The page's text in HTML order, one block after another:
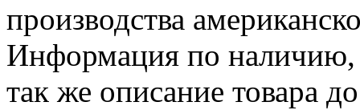
производства
Информация по наличию,
так же описание товара